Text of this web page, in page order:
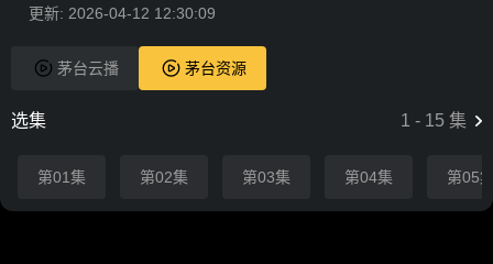
更新: 2026-04-12 12:30:09
茅台云播 茅台资源
选集 1 - 15 集
第01集 第02集 第03集 第04集 第05